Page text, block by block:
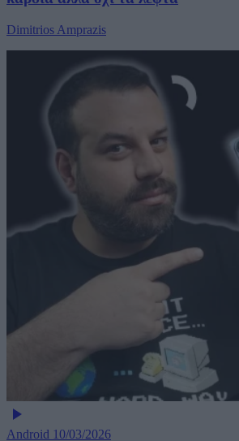
Dimitrios Amprazis
Android 10/03/2026